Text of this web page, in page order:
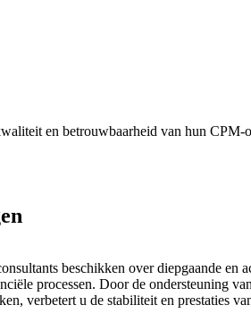
en betrouwbaarheid van hun
beschikken over diepgaande en
processen. Door de ondersteuning
verbetert u de stabiliteit en prestaties